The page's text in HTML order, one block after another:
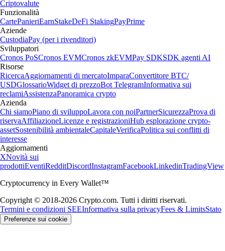
Criptovalute
Funzionalità
CartePanieriEarnStakeDeFi StakingPayPrime
Aziende
CustodiaPay (per i rivenditori)
Sviluppatori
Cronos PoSCronos EVMCronos zkEVMPay SDKSDK agenti AI
Risorse
RicercaAggiornamenti di mercatoImparaConvertitore BTC/
USDGlossarioWidget di prezzoBot TelegramInformativa sui
reclamiAssistenzaPanoramica crypto
Azienda
Chi siamoPiano di sviluppoLavora con noiPartnerSicurezzaProva di
riservaAffiliazioneLicenze e registrazioniHub esplorazione crypto-
assetSostenibilità ambientaleCapitaleVerificaPolitica sui conflitti di
interesse
Aggiornamenti
XNovità sui
prodottiEventiRedditDiscordInstagramFacebookLinkedinTradingView
Cryptocurrency in Every Wallet™
Copyright © 2018-2026 Crypto.com. Tutti i diritti riservati.
Termini e condizioni SEEInformativa sulla privacyFees & LimitsStato
Preferenze sui cookie